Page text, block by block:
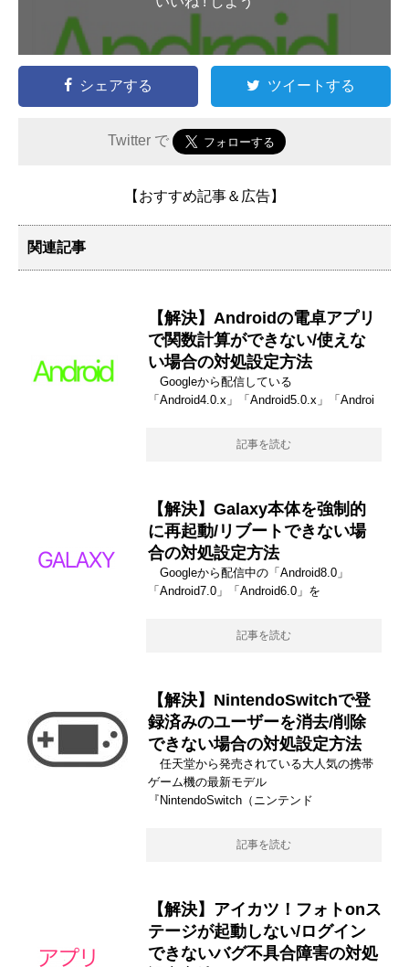
シェアする ツイートする
Twitter で
【おすすめ記事＆広告】
関連記事
【解決】Androidの電卓アプリ
で関数計算ができない/使えな
い場合の対処設定方法
Googleから配信している
「Android4.0.x」「Android5.0.x」「Androi
記事を読む
【解決】Galaxy本体を強制的
に再起動/リブートできない場
合の対処設定方法
Googleから配信中の「Android8.0」
「Android7.0」「Android6.0」を
記事を読む
【解決】NintendoSwitchで登
録済みのユーザーを消去/削除
できない場合の対処設定方法
任天堂から発売されている大人気の携帯
ゲーム機の最新モデル
『NintendoSwitch（ニンテンド
記事を読む
【解決】アイカツ！フォトonス
テージが起動しない/ログイン
できないバグ不具合障害の対処